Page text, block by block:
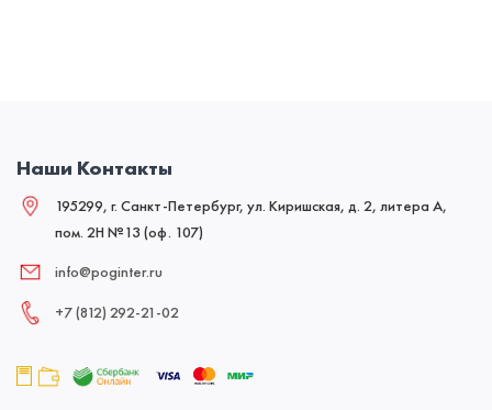
Наши Контакты
195299, г. Санкт-Петербург, ул. Киришская, д. 2, литера А,
пом. 2Н №13 (оф. 107)
info@poginter.ru
+7 (812) 292‑21‑02